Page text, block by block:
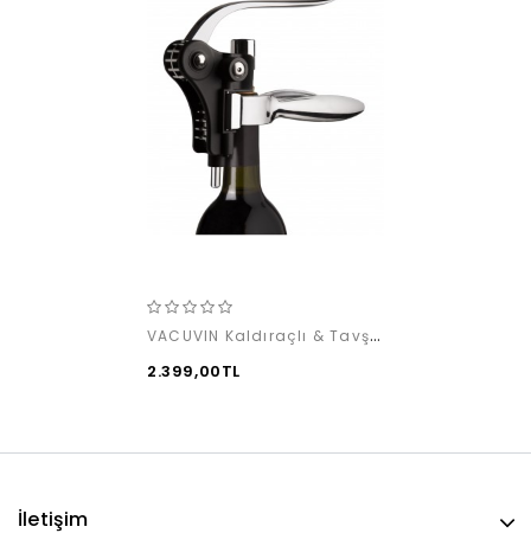
VACUVIN Kaldıraçlı & Tavşan Tirbuşon
2.399,00TL
İletişim